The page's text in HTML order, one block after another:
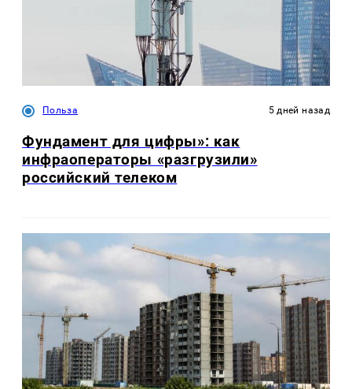
Польза 5 дней назад
Фундамент для цифры»: как
инфраоператоры «разгрузили»
российский телеком